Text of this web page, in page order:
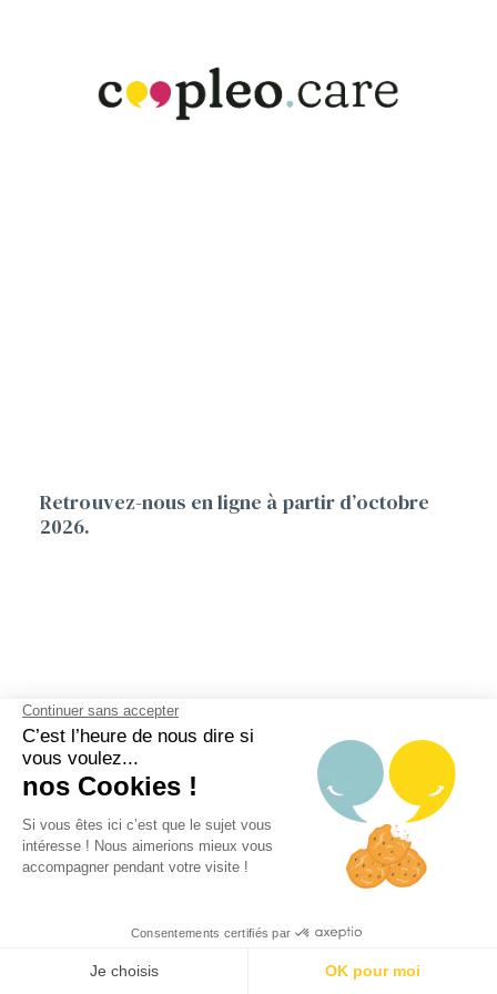
Retrouvez-nous en ligne à partir d’octobre
2026.